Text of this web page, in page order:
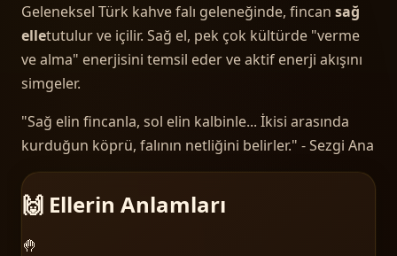
Geleneksel Türk kahve falı geleneğinde, fincan sağ
elletutulur ve içilir. Sağ el, pek çok kültürde "verme
ve alma" enerjisini temsil eder ve aktif enerji akışını
simgeler.
"Sağ elin fincanla, sol elin kalbinle... İkisi arasında
kurduğun köprü, falının netliğini belirler." - Sezgi Ana
🙌 Ellerin Anlamları
🤚